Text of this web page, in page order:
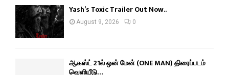
Yash’s Toxic Trailer Out Now..
August 9, 2026 0
ஆகஸ்ட் 21ல் ஒன் மேன் (ONE MAN) திரைப்படம்
வெளியீடு…